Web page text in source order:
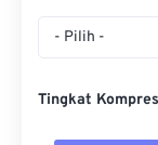
- Pilih -
Tingkat